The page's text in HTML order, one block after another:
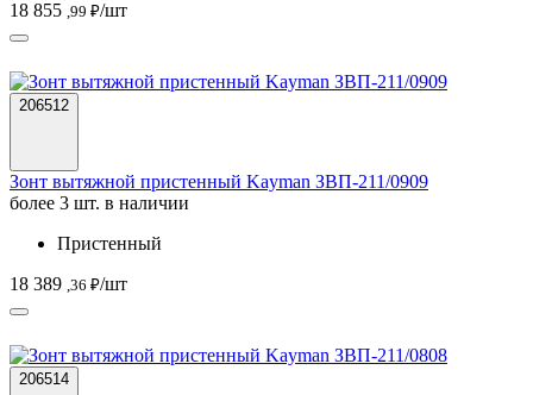
18 855 ,99 ₽/шт
206512
Зонт вытяжной пристенный Kayman ЗВП-211/0909
более 3 шт. в наличии
Пристенный
18 389 ,36 ₽/шт
206514